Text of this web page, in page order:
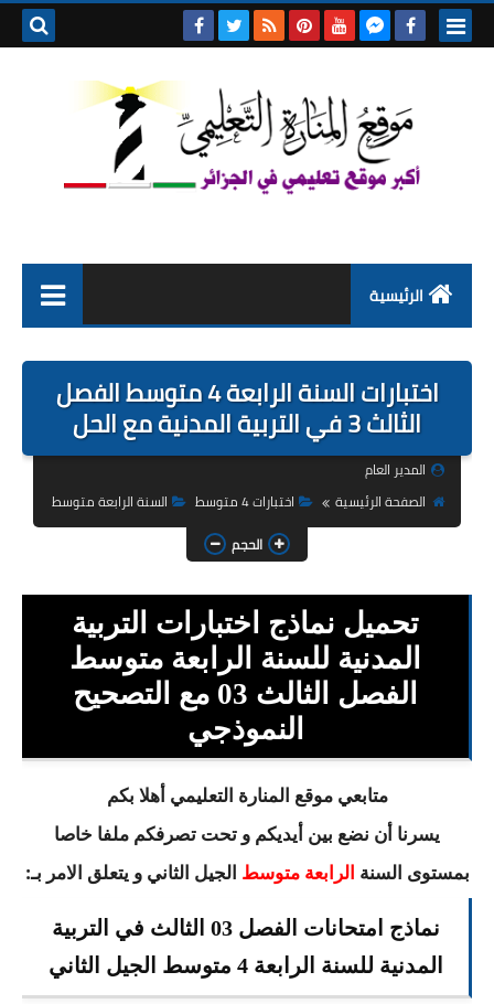
الرئيسية
التربية التحضيرية
السنة الاولى ابتدائي
السنة الثانية ابتدائي
السنة الثالثة ابتدائي
السنة الرابعة ابتدائي
السنة الخامسة ابتدائي
شهادة التعليم الابتدائي
تزيين القسم
التعليم المتوسط
السنة الثالثة متوسط
اختبارات السنة الرابعة 4 متوسط الفصل
الثالث 3 في التربية المدنية مع الحل
المدير العام
الصفحة الرئيسية
اختبارات 4 متوسط
السنة الرابعة متوسط
الحجم
تحميل نماذج اختبارات التربية
المدنية للسنة الرابعة متوسط
الفصل الثالث 03 مع التصحيح
النموذجي
متابعي موقع المنارة التعليمي أهلا بكم
يسرنا أن نضع بين أيديكم و تحت تصرفكم ملفا خاصا
بمستوى السنة الرابعة متوسط الجيل الثاني و يتعلق الامر بـ:
نماذج امتحانات الفصل 03 الثالث في التربية
المدنية للسنة الرابعة 4 متوسط الجيل الثاني